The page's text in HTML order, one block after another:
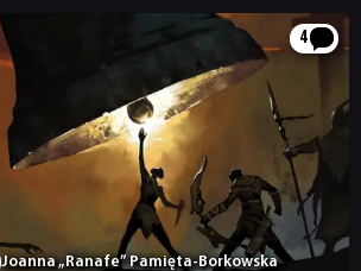
4
Joanna „Ranafe” Pamięta-Borkowska